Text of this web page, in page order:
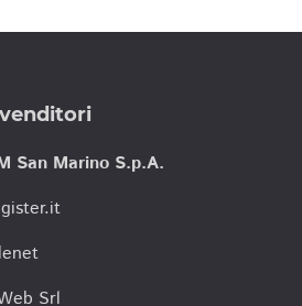
San Marino S.p.A.
Srl